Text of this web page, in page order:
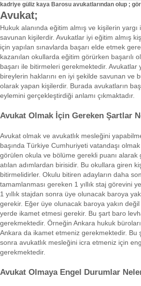
kadriye güliz kaya Barosu avukatlarından olup ;
Avukat;
Hukuk alanında eğitim almış ve kişilerin yargı
savunan kişilerdir. Avukatlar iyi eğitim almış
için yapılan sınavlarda başarı elde etmek
kazanılan okullarda eğitim görürken başarılı
başarı ile bitirmeleri gerekmektedir. Avukatlar
bireylerin haklarını en iyi şekilde savunan ve
olarak yapan kişilerdir. Burada avukatların
eylemini gerçekleştirdiği anlamı çıkmaktadır.
Avukat Olmak İçin Gereken Şartlar
Avukat olmak ve avukatlık mesleğini
başında Türkiye Cumhuriyeti vatandaşı
görülen okula ve bölüme gerekli puanı alarak
atılan adımlardan birisidir. Bu okullara giren
bitirmelidirler. Okulu bitiren adayların daha
tamamlanması gereken 1 yıllık staj görevini
1 yıllık stajdan sonra üye olunacak baroya
gerekir. Eğer üye olunacak baroya yakın
yerde ikamet etmesi gerekir. Bu şart baro
gerekmektedir. Örneğin Ankara hukuk
Ankara da ikamet etmeniz gerekmektedir. Bu
sonra avukatlık mesleğini icra etmeniz için
gerekmektedir.
Avukat Olmaya Engel Durumlar